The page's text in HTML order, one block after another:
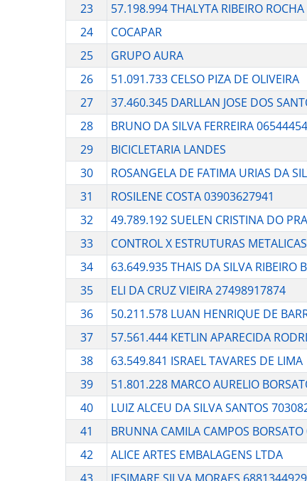
23
57.198.994 THALYTA RIBEIRO ROCHA
24
COCAPAR
25
GRUPO AURA
26
51.091.733 CELSO PIZA DE OLIVEIRA
27
37.460.345 DARLLAN JOSE DOS
28
BRUNO DA SILVA FERREIRA
29
BICICLETARIA LANDES
30
ROSANGELA DE FATIMA URIAS DA
31
ROSILENE COSTA 03903627941
32
49.789.192 SUELEN CRISTINA DO
33
CONTROL X ESTRUTURAS METALICAS
34
63.649.935 THAIS DA SILVA RIBEIRO
35
ELI DA CRUZ VIEIRA 27498917874
36
50.211.578 LUAN HENRIQUE DE
37
57.561.444 KETLIN APARECIDA
38
63.549.841 ISRAEL TAVARES DE LIMA
39
51.801.228 MARCO AURELIO
40
LUIZ ALCEU DA SILVA SANTOS
41
BRUNNA CAMILA CAMPOS
42
ALICE ARTES EMBALAGENS LTDA